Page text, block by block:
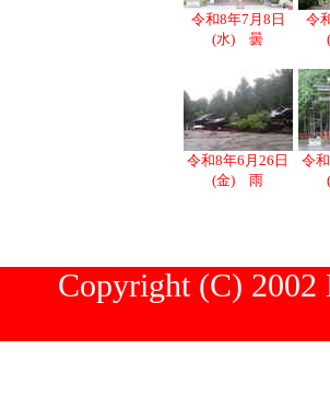
令和8年7月8日
(水) 曇
令
令和8年6月26日
(金) 雨
令
Copyright (C)